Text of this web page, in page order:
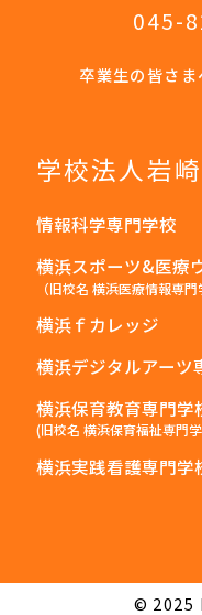
045-
卒業生の皆さま
学校法人岩
情報科学専門学校
横浜スポーツ&医療
（旧校名 横浜医療情報専門
横浜ｆカレッジ
横浜デジタルアーツ
横浜保育教育専門学
(旧校名 横浜保育福祉専門
横浜実践看護専門学
© 2025